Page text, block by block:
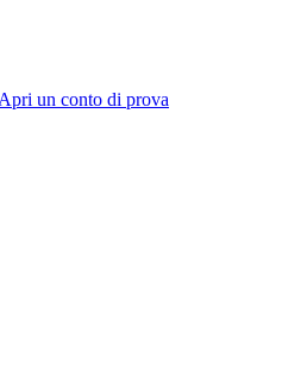
Apri un conto di prova